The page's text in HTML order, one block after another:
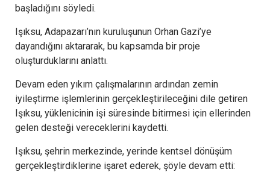
başladığını söyledi.
Işıksu, Adapazarı’nın kuruluşunun Orhan Gazi’ye
dayandığını aktararak, bu kapsamda bir proje
oluşturduklarını anlattı.
Devam eden yıkım çalışmalarının ardından zemin
iyileştirme işlemlerinin gerçekleştirileceğini dile getiren
Işıksu, yüklenicinin işi süresinde bitirmesi için ellerinden
gelen desteği vereceklerini kaydetti.
Işıksu, şehrin merkezinde, yerinde kentsel dönüşüm
gerçekleştirdiklerine işaret ederek, şöyle devam etti: